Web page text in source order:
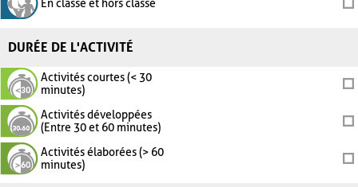
En classe et hors classe
DURÉE DE L'ACTIVITÉ
Activités courtes (< 30
minutes)
Activités développées
(Entre 30 et 60 minutes)
Activités élaborées (> 60
minutes)